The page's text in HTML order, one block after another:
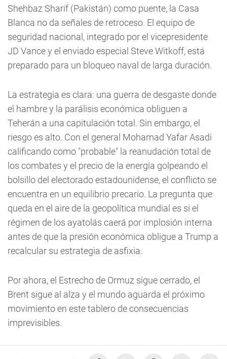
Shehbaz Sharif (Pakistán) como puente, la Casa
Blanca no da señales de retroceso. El equipo de
seguridad nacional, integrado por el vicepresidente
JD Vance y el enviado especial Steve Witkoff, está
preparado para un bloqueo naval de larga duración.
La estrategia es clara: una guerra de desgaste donde
el hambre y la parálisis económica obliguen a
Teherán a una capitulación total. Sin embargo, el
riesgo es alto. Con el general Mohamad Yafar Asadi
calificando como "probable" la reanudación total de
los combates y el precio de la energía golpeando el
bolsillo del electorado estadounidense, el conflicto se
encuentra en un equilibrio precario. La pregunta que
queda en el aire de la geopolítica mundial es si el
régimen de los ayatolás caerá por implosión interna
antes de que la presión económica obligue a Trump a
recalcular su estrategia de asfixia.
Por ahora, el Estrecho de Ormuz sigue cerrado, el
Brent sigue al alza y el mundo aguarda el próximo
movimiento en este tablero de consecuencias
imprevisibles.